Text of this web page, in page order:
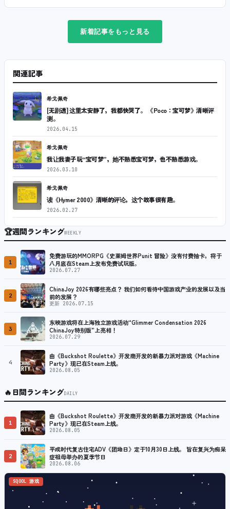
新着記事をもっと見る
関連記事
希戈佩奇
[无剧透] 这里太安静了，我都快哭了。 《Poco：宝可梦》清晰评
测。
2026.04.15
希戈佩奇
我让我妻子玩“宝可梦”，她不熟悉宝可梦，也不熟悉游戏。
2026.03.10
希戈佩奇
读《Hymer 2000》清晰的评论，这个故事很有趣。
2026.02.27
🏆週間ランキングWEEKLY
1
免费游玩的MMORPG《史莱姆世界Punit 冒险》没有付费抽卡，将于
八月底在Steam上发布免费试玩版。
2026.07.27
2
ChinaJoy 2026有哪些亮点？ 我们如何看待中国游戏产业的发展以及当
前的发展？
更新 2026.07.15
3
东映游戏将在上海独立游戏活动“Glimmer Condensation 2026
ChinaJoy特别版”上亮相！
2026.07.29
4
由《Buckshot Roulette》开发商开发的新暴力派对游戏《Machine
Party》现已在Steam上线。
2026.08.05
🔥日間ランキングDAILY
1
由《Buckshot Roulette》开发商开发的新暴力派对游戏《Machine
Party》现已在Steam上线。
2026.08.05
2
平成时代复古住宅ADV《团地日》定于10月30日上线。 旨在复兴为痴呆
症祖母举办的夏季节日
2026.08.06
SQOOL 游戏